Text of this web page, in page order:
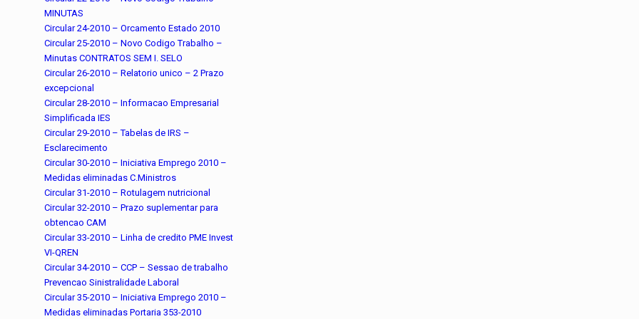
MINUTAS
Circular 24-2010 – Orcamento Estado 2010
Circular 25-2010 – Novo Codigo Trabalho –
Minutas CONTRATOS SEM I. SELO
Circular 26-2010 – Relatorio unico – 2 Prazo
excepcional
Circular 28-2010 – Informacao Empresarial
Simplificada IES
Circular 29-2010 – Tabelas de IRS –
Esclarecimento
Circular 30-2010 – Iniciativa Emprego 2010 –
Medidas eliminadas C.Ministros
Circular 31-2010 – Rotulagem nutricional
Circular 32-2010 – Prazo suplementar para
obtencao CAM
Circular 33-2010 – Linha de credito PME Invest
VI-QREN
Circular 34-2010 – CCP – Sessao de trabalho
Prevencao Sinistralidade Laboral
Circular 35-2010 – Iniciativa Emprego 2010 –
Medidas eliminadas Portaria 353-2010